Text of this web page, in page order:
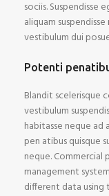
sociis. Suspendisse
aliquam
vestibulum dui
Potenti
Blandit scelerisque
vestibulum
habitasse neque
pen atibus quisque
neque.
management
different data